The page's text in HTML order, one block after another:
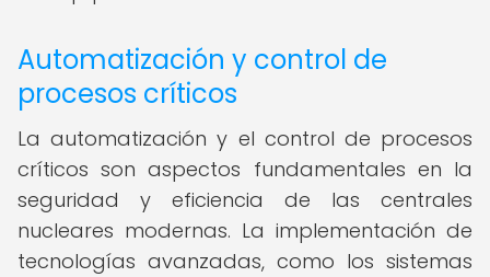
Automatización y control de
procesos críticos
La automatización y el control de procesos
críticos son aspectos fundamentales en la
seguridad y eficiencia de las centrales
nucleares modernas. La implementación de
tecnologías avanzadas, como los sistemas